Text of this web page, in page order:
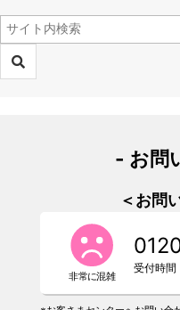
- お問
＜お問
受付時間